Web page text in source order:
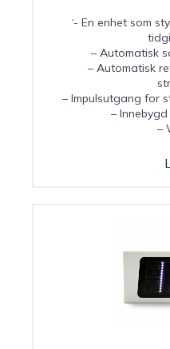
‘- En enhet som
– Automatisk
– Automatisk
– Impulsutgang for
–
–